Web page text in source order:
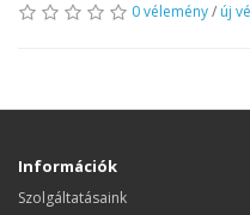
0 vélemény/ új
Információk
Szolgáltatásaink